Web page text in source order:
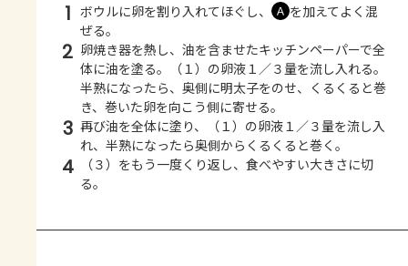
1 ボウルに卵を割り入れてほぐし、 Ａ を加えてよく混
ぜる。
2 卵焼き器を熱し、油を含ませたキッチンペーパーで全
体に油を塗る。（１）の卵液１／３量を流し入れる。
半熟になったら、奥側に明太子をのせ、くるくると巻
き、巻いた卵を向こう側に寄せる。
3 再び油を全体に塗り、（１）の卵液１／３量を流し入
れ、半熟になったら奥側からくるくると巻く。
4
（３）をもう一度くり返し、食べやすい大きさに切
る。